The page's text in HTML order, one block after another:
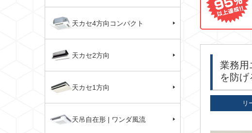
業務用
を防げ
リ
天カセ4方向コンパクト
天カセ2方向
天カセ1方向
天吊自在形 | ワンダ風流